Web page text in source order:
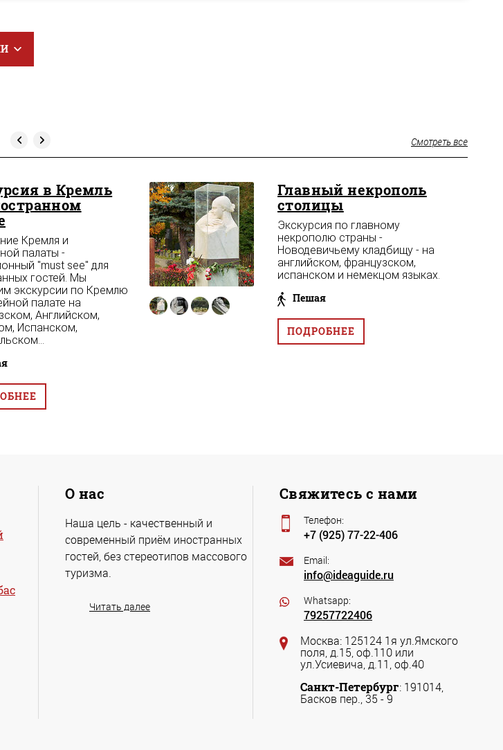
Смотреть все
в Кремль
Кремля и
палаты -
"must see" для
гостей. Мы
экскурсии по Кремлю
палате на
Английском,
Испанском,
Главный некрополь
столицы
Экскурсия по главному
некрополю страны -
Новодевичьему кладбищу - на
английском, французском,
испанском и немекцом языках.
Пешая
ПОДРОБНЕЕ
О нас
Наша цель - качественный и
современный приём иностранных
гостей, без стереотипов массового
туризма.
Читать далее
Свяжитесь с нами
Телефон:
+7 (925) 77-22-406
Email:
info@ideaguide.ru
Whatsapp:
79257722406
Москва: 125124 1я ул.Ямского
поля, д.15, оф.110 или
ул.Усиевича, д.11, оф.40
Санкт-Петербург: 191014,
Басков пер., 35 - 9